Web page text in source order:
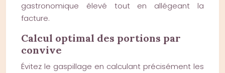
gastronomique élevé tout en allégeant la
facture.
Calcul optimal des portions par
convive
Évitez le gaspillage en calculant précisément les